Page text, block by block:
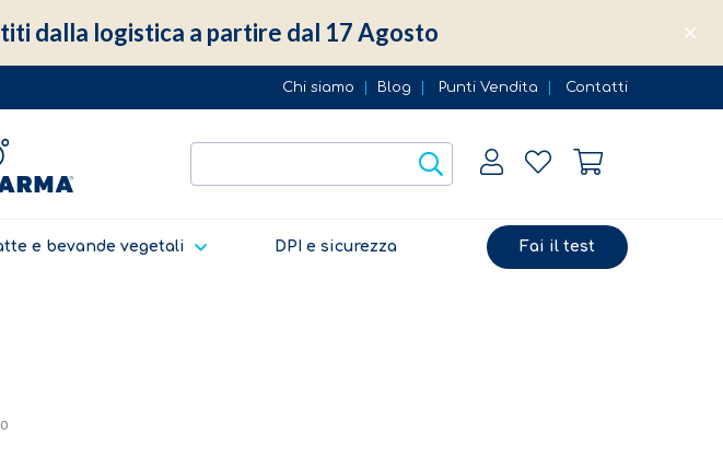
Chi siamo Blog Punti Vendita Contatti
e bevande vegetali DPI e sicurezza Fai il test
dalla logistica a partire dal 17 Agosto